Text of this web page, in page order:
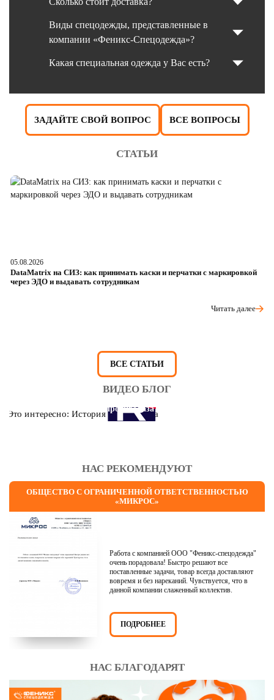
Виды спецодежды, представленные в
компании «Феникс-Спецодежда»?
Какая специальная одежда у Вас есть?
ЗАДАЙТЕ СВОЙ ВОПРОС ВСЕ ВОПРОСЫ
СТАТЬИ
05.08.2026
DataMatrix на СИЗ: как принимать каски и перчатки с маркировкой
через ЭДО и выдавать сотрудникам
Читать далее
ВСЕ СТАТЬИ
ВИДЕО БЛОГ
Это интересно: История противогаза
НАС РЕКОМЕНДУЮТ
ОБЩЕСТВО С ОГРАНИЧЕННОЙ ОТВЕТСТВЕННОСТЬЮ
«МИКРОС»
Работа с компанией ООО "Феникс-спецодежда"
очень порадовала! Быстро решают все
поставленные задачи, товар всегда доставляют
вовремя и без нареканий. Чувствуется, что в
данной компании слаженный коллектив.
ПОДРОБНЕЕ
НАС БЛАГОДАРЯТ